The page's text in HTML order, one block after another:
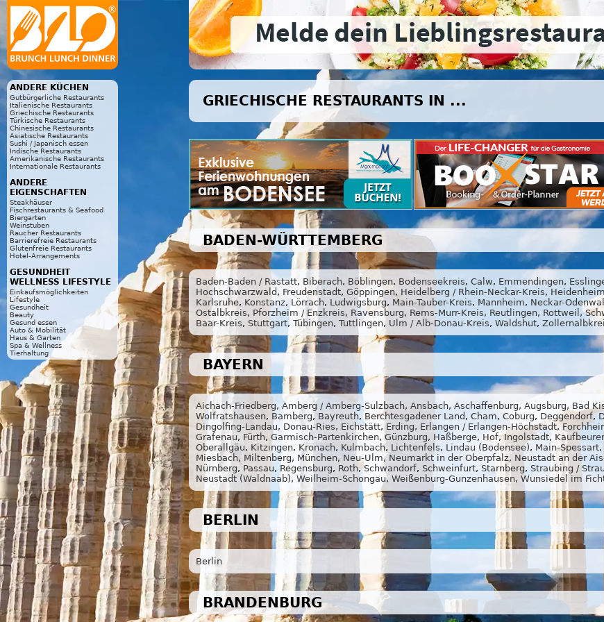
ANDERE KÜCHEN
Gutbürgerliche Restaurants
Italienische Restaurants
Griechische Restaurants
Türkische Restaurants
Chinesische Restaurants
Asiatische Restaurants
Sushi / Japanisch essen
Indische Restaurants
Amerikanische Restaurants
Internationale Restaurants
ANDERE
EIGENSCHAFTEN
Steakhäuser
Fischrestaurants & Seafood
Biergarten
Weinstuben
Raucher Restaurants
Barrierefreie Restaurants
Glutenfreie Restaurants
Hotel-Arrangements
GESUNDHEIT
WELLNESS LIFESTYLE
Einkaufsmöglichkeiten
Lifestyle
Gesundheit
Beauty
Gesund essen
Auto & Mobilität
Haus & Garten
Spa & Wellness
Tierhaltung
GRIECHISCHE RESTAURANTS IN ...
BADEN-WÜRTTEMBERG
Baden-Baden / Rastatt, Biberach, Böblingen, Bodenseekreis, Calw, Emmendingen,
Hochschwarzwald , Freudenstadt, Göppingen, Heidelberg / Rhein-Neckar-Kreis,
Karlsruhe, Konstanz, Lörrach, Ludwigsburg, Main-Tauber-Kreis, Mannheim, Neckar-
Ostalbkreis, Pforzheim / Enzkreis, Ravensburg, Rems-Murr-Kreis, Reutlingen, Rottweil ,
Baar-Kreis, Stuttgart, Tübingen, Tuttlingen, Ulm / Alb-Donau-Kreis, Waldshut,
BAYERN
Aichach-Friedberg, Amberg / Amberg-Sulzbach, Ansbach, Aschaffenburg, Augsburg, Bad
Wolfratshausen, Bamberg, Bayreuth, Berchtesgadener Land , Cham, Coburg, Deggendorf,
Dingolfing-Landau, Donau-Ries, Eichstätt, Erding, Erlangen / Erlangen-Höchstadt,
Grafenau, Fürth, Garmisch-Partenkirchen, Günzburg, Haßberge, Hof,Ingolstadt,
Oberallgäu, Kitzingen, Kronach, Kulmbach, Lichtenfels, Lindau (Bodensee), Main-Spessart,
Miesbach, Miltenberg, München, Neu-Ulm, Neumarkt in der Oberpfalz, Neustadt an der
Nürnberg, Passau, Regensburg, Roth,Schwandorf, Schweinfurt, Starnberg, Straubing /
Neustadt (Waldnaab), Weilheim-Schongau, Weißenburg-Gunzenhausen, Wunsiedel im
BERLIN
Berlin
BRANDENBURG